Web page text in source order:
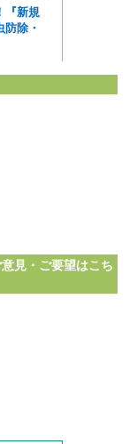
『新規
除・
見・ご要望はこち